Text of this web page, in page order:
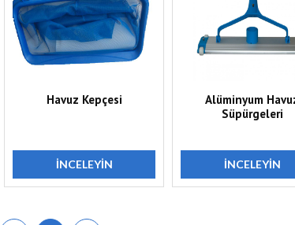
Havuz Kepçesi
İNCELEYIN
Alüminyum
Süpürgeleri
İNCELEYIN